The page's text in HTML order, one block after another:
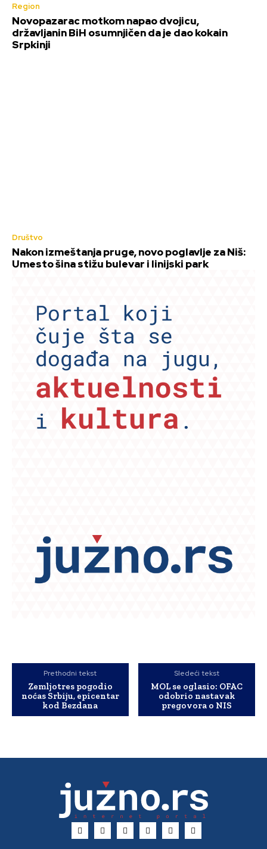
Region
Novopazarac motkom napao dvojicu,
državljanin BiH osumnjičen da je dao kokain
Srpkinji
Društvo
Nakon izmeštanja pruge, novo poglavlje za Niš:
Umesto šina stižu bulevar i linijski park
Prethodni tekst
Zemljotres pogodio
noćas Srbiju, epicentar
kod Bezdana
Sledeći tekst
MOL se oglasio: OFAC
odobrio nastavak
pregovora o NIS